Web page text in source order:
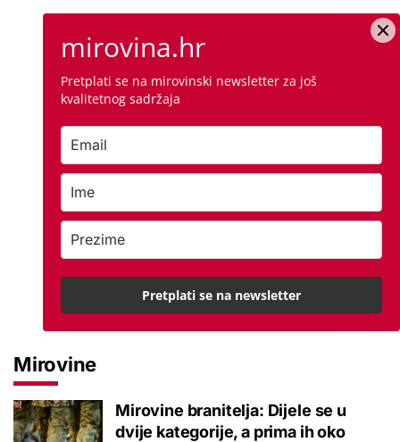
Mirovine
Mirovine branitelja: Dijele se u
dvije kategorije, a prima ih oko
mirovina.hr
Pretplati se na mirovinski newsletter za još
kvalitetnog sadržaja
Pretplati se na newsletter